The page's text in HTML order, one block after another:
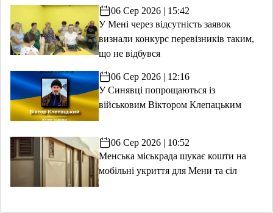
06 Сер 2026 | 15:42
У Мені через відсутність заявок
визнали конкурс перевізників таким,
що не відбувся
06 Сер 2026 | 12:16
У Синявці попрощаються із
військовим Віктором Клепацьким
06 Сер 2026 | 10:52
Менська міськрада шукає кошти на
мобільні укриття для Мени та сіл